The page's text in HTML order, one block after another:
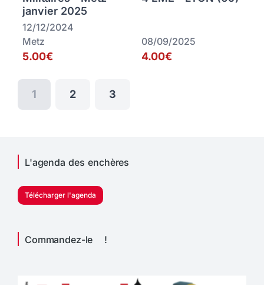
janvier 2025
12/12/2024
Metz
5.00€
08/09/2025
4.00€
1 2 3
L'agenda des enchères
Télécharger l'agenda
Commandez-le !